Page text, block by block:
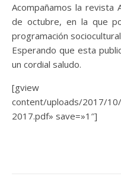
Acompañamos la revista Asturias correspondiente al mes
de octubre, en la que
programación
Esperando que esta
un cordial saludo.
[gview
content/uploads/2017/10/
2017.pdf» save=»1″]